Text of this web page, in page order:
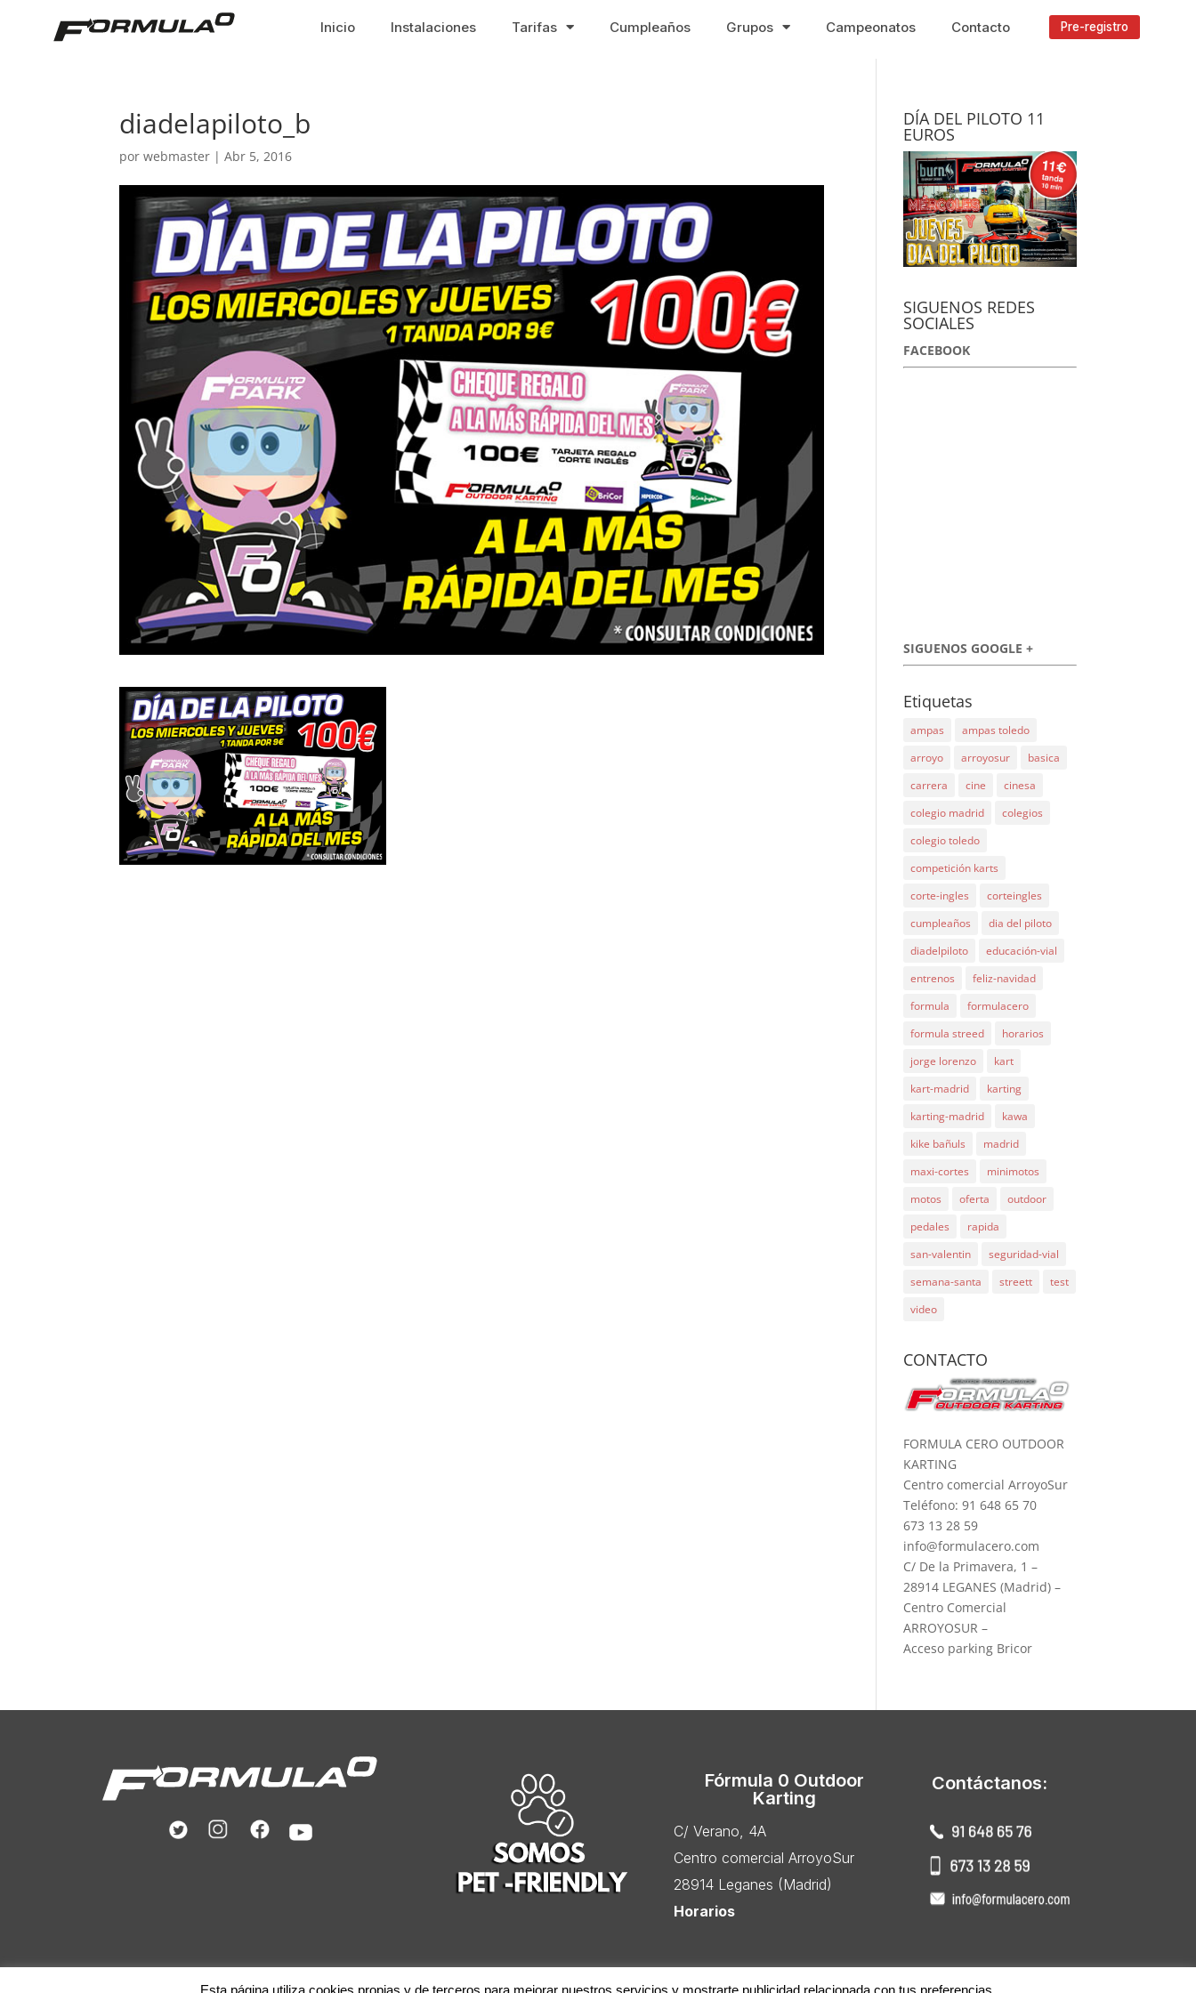
Inicio Instalaciones Tarifas Cumpleaños Grupos Campeonatos Contacto Pre-registro
diadelapiloto_b
porwebmaster |Abr 5, 2016
DÍA DEL PILOTO 11
EUROS
SIGUENOS REDES
SOCIALES
FACEBOOK
SIGUENOS GOOGLE +
Etiquetas
ampas
ampas toledo
arroyo
arroyosur
basica
carrera
cine
cinesa
colegio madrid
colegios
colegio toledo
competición karts
corte-ingles
corteingles
cumpleaños
dia del piloto
diadelpiloto
educación-vial
entrenos
feliz-navidad
formula
formulacero
formula streed
horarios
jorge lorenzo
kart
kart-madrid
karting
karting-madrid
kawa
kike bañuls
madrid
maxi-cortes
minimotos
motos
oferta
outdoor
pedales
rapida
san-valentin
seguridad-vial
semana-santa
streett
test
video
CONTACTO
FORMULA CERO OUTDOOR
KARTING
Centro comercial ArroyoSur
Teléfono: 91 648 65 70
673 13 28 59
info@formulacero.com
C/ De la Primavera, 1 –
28914 LEGANES (Madrid) –
Centro Comercial
ARROYOSUR –
Acceso parking Bricor
Fórmula 0 Outdoor
Karting
C/ Verano, 4A
Centro comercial ArroyoSur
28914 Leganes (Madrid)
Horarios
Contáctanos:
Esta página utiliza cookies propias y de terceros para mejorar nuestros servicios y mostrarte publicidad relacionada con tus preferencias.